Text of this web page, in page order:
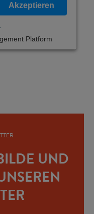
Akzeptieren
Platform
UND